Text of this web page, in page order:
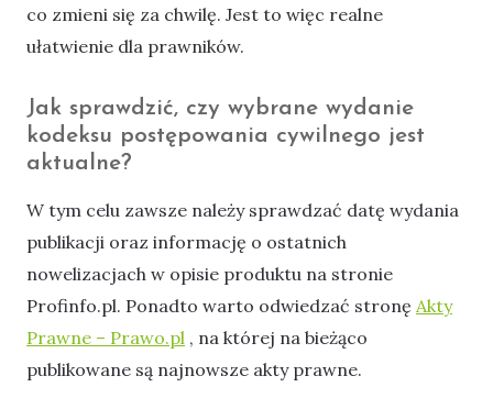
co zmieni się za chwilę. Jest to więc realne
ułatwienie dla prawników.
Jak sprawdzić, czy wybrane wydanie
kodeksu postępowania cywilnego jest
aktualne?
W tym celu zawsze należy sprawdzać datę wydania
publikacji oraz informację o ostatnich
nowelizacjach w opisie produktu na stronie
Profinfo.pl. Ponadto warto odwiedzać stronę Akty
Prawne – Prawo.pl , na której na bieżąco
publikowane są najnowsze akty prawne.